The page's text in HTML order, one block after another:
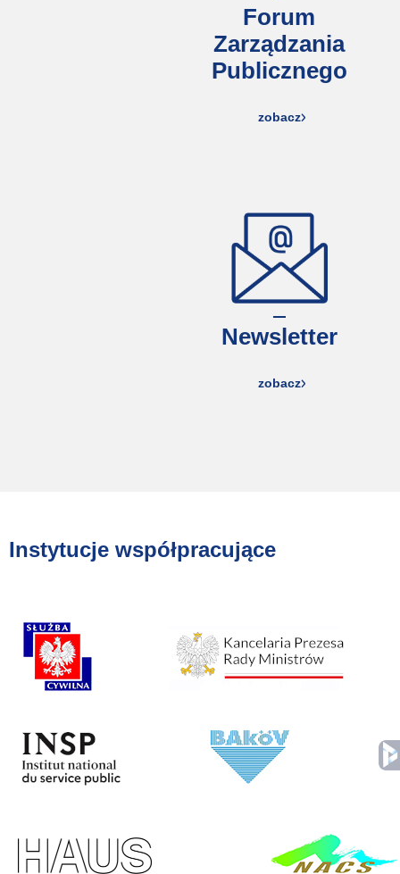
Forum
Zarządzania
Publicznego
zobacz
Newsletter
zobacz
Instytucje współpracujące